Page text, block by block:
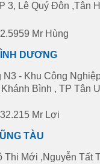
3, Lê Quý Đôn ,Tân
Mr Hùng
DƯƠNG
- Khu Công
Bình , TP Tân
Mr Lợi
TÀU
Mới ,Nguyễn Tất